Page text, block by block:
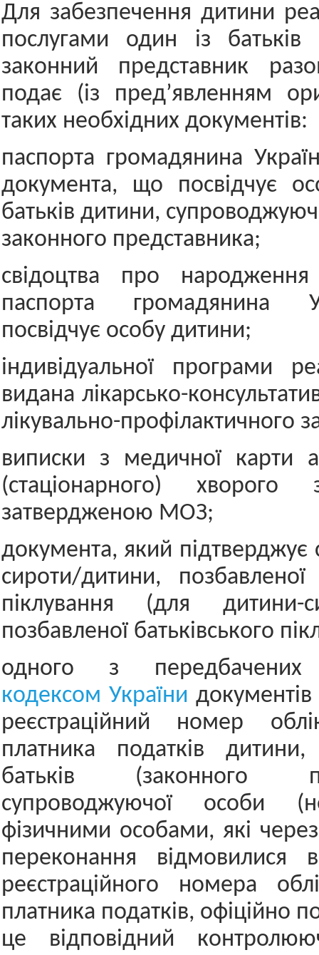
Для забезпечення дитини
послугами один із
законний представник
подає (із пред’явленням
таких необхідних документів:
паспорта громадянина
документа, що посвідчує
батьків дитини,
законного представника;
свідоцтва про
паспорта громадянина
посвідчує особу дитини;
індивідуальної програми
видана лікарсько-
лікувально-профілактичного
виписки з медичної карти
(стаціонарного)
затвердженою МОЗ;
документа, який підтверджує
сироти/дитини, позбавленої
піклування (для дитини-
позбавленої батьківського
одного з
кодексом України
реєстраційний номер
платника податків
батьків (законного
супроводжуючої особи
фізичними особами, які через
переконання відмовилися
реєстраційного номера
платника податків, офіційно
це відповідний